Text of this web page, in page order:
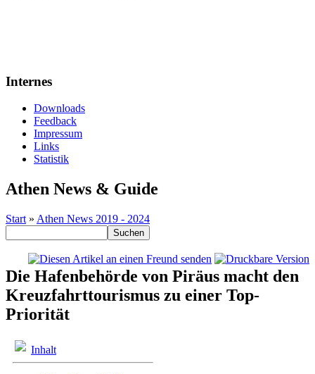
Internes
Downloads
Feedback
Impressum
Links
Statistik
Athen News & Guide
Start » Athen News 2019 - 2024
Die Hafenbehörde von Piräus macht den
Kreuzfahrttourismus zu einer Top-
Priorität
Inhalt